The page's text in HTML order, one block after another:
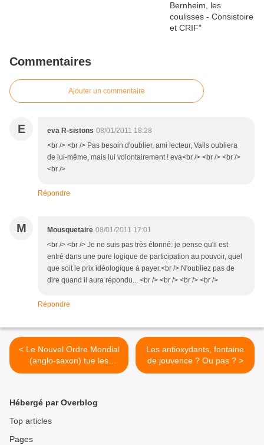
Commentaires
Ajouter un commentaire
E eva R-sistons 08/01/2011 18:28
<br /> <br /> Pas besoin d'oublier, ami lecteur, Valls oubliera
de lui-même, mais lui volontairement ! eva<br /> <br /> <br />
<br />
Répondre
M Mousquetaire 08/01/2011 17:01
<br /> <br /> Je ne suis pas très étonné: je pense qu'il est
entré dans une pure logique de participation au pouvoir, quel
que soit le prix idéologique à payer.<br /> N'oubliez pas de
dire quand il aura répondu... <br /> <br /> <br /> <br />
Répondre
< Le Nouvel Ordre Mondial
(anglo-saxon) tue les
identités (par eva R-sistons)
Les antioxydants, fontaine
de jouvence ? Ou pas ? >
Hébergé par Overblog
Top articles
Pages